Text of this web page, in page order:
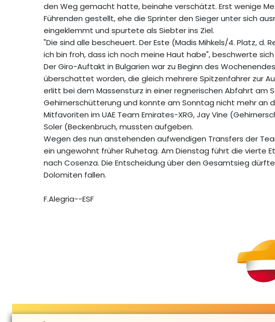
den Weg gemacht hatte, beinahe verschätzt. Erst wenige
Führenden gestellt, ehe die Sprinter den Sieger unter sich
eingeklemmt und spurtete als Siebter ins Ziel.
"Die sind alle bescheuert. Der Este (Madis Mihkels/4. Platz, d.
ich bin froh, dass ich noch meine Haut habe", beschwerte
Der Giro-Auftakt in Bulgarien war zu Beginn des
überschattet worden, die gleich mehrere Spitzenfahrer zur
erlitt bei dem Massensturz in einer regnerischen Abfahrt am
Gehirnerschütterung und konnte am Sonntag nicht mehr an
Mitfavoriten im UAE Team Emirates-XRG, Jay Vine
Soler (Beckenbruch, mussten aufgeben.
Wegen des nun anstehenden aufwendigen Transfers der
ein ungewohnt früher Ruhetag. Am Dienstag führt die vierte
nach Cosenza. Die Entscheidung über den Gesamtsieg
Dolomiten fallen.
F.Alegria--ESF